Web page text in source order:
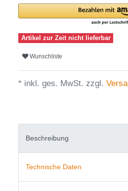
Artikel zur Zeit nicht lieferbar
Wunschliste
* inkl. ges. MwSt. zzgl.
Beschreibung
Technische Daten